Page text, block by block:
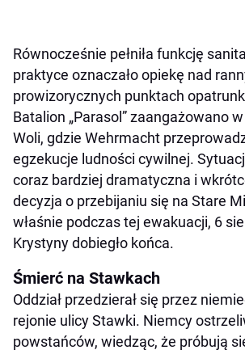
Równocześnie pełniła funkcję
praktyce oznaczało opiekę nad
prowizorycznych punktach
Batalion „Parasol” zaangażowano
Woli, gdzie Wehrmacht
egzekucje ludności cywilnej.
coraz bardziej dramatyczna i
decyzja o przebijaniu się na Stare
właśnie podczas tej ewakuacji, 6
Krystyny dobiegło końca.
Śmierć na Stawkach
Oddział przedzierał się przez
rejonie ulicy Stawki. Niemcy
powstańców, wiedząc, że próbują